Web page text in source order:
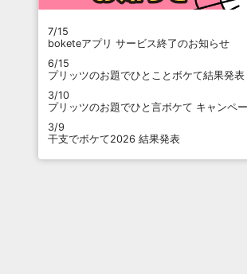
7/15
boketeアプリ サービス終了のお知らせ
6/15
プリッツのお題でひとことボケて結果発表
3/10
プリッツのお題でひと言ボケて キャンペ
3/9
干支でボケて2026 結果発表